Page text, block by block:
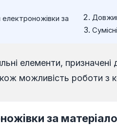
за
елементи,
можливість роботи з
за